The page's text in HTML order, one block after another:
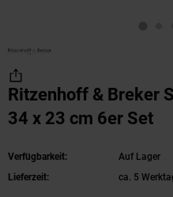
Ritzenhoff & Breker
34 x 23 cm 6er Set
Verfügbarkeit:
Auf Lager
Lieferzeit:
ca. 5